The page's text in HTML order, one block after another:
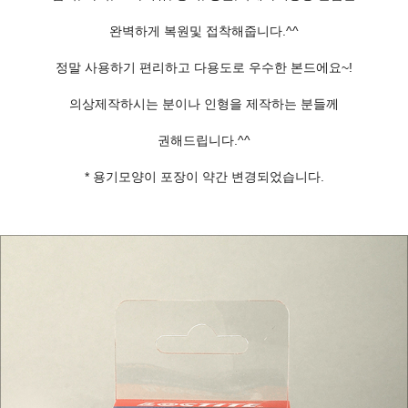
완벽하게 복원및 접착해줍니다.^^
정말 사용하기 편리하고 다용도로 우수한 본드에요~!
의상제작하시는 분이나 인형을 제작하는 분들께
권해드립니다.^^
* 용기모양이 포장이 약간 변경되었습니다.